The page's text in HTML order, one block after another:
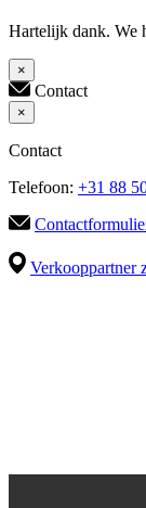
Hartelijk dank. We
×
Contact
×
Contact
Telefoon: +31 88
Verkooppartner